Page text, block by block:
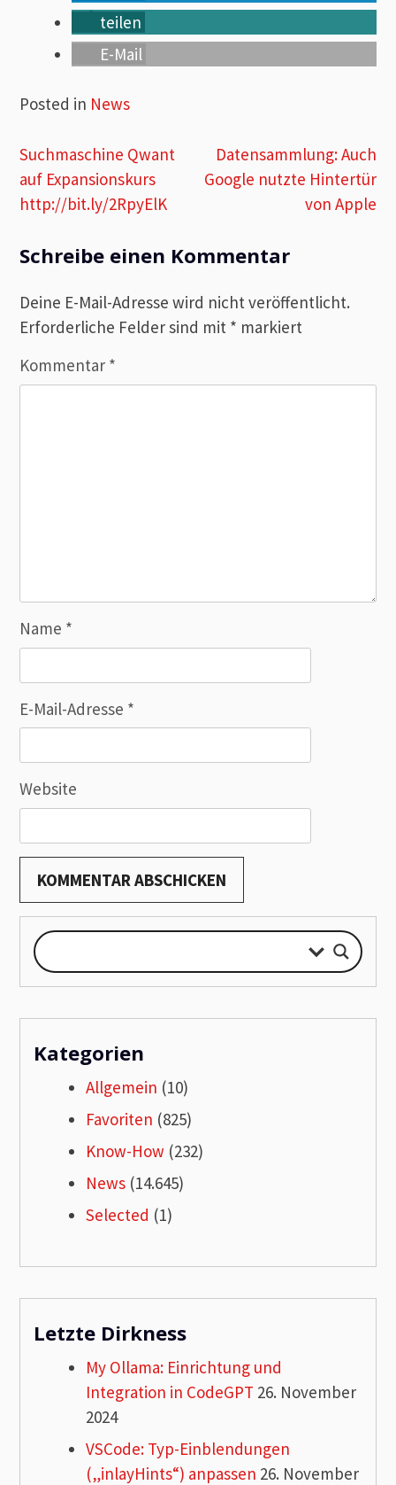
teilen
E-Mail
Posted in News
Beitragsnavigation
Suchmaschine Qwant
auf Expansionskurs
http://bit.ly/2RpyElK
Datensammlung: Auch
Google nutzte Hintertür
von Apple
Schreibe einen Kommentar
Deine E-Mail-Adresse wird nicht veröffentlicht.
Erforderliche Felder sind mit * markiert
Kommentar *
Name *
E-Mail-Adresse *
Website
Kategorien
Allgemein (10)
Favoriten (825)
Know-How (232)
News (14.645)
Selected (1)
Letzte Dirkness
My Ollama: Einrichtung und
Integration in CodeGPT 26. November
2024
VSCode: Typ-Einblendungen
(„inlayHints“) anpassen 26. November